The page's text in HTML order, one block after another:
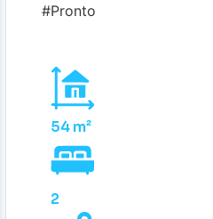
#Pronto
54 m²
2